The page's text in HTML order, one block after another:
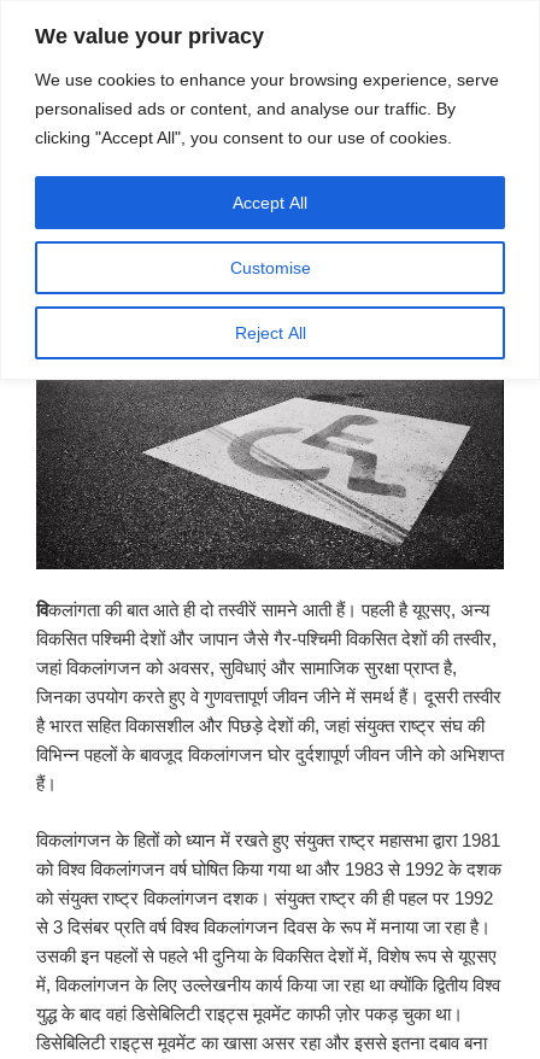
We value your privacy
We use cookies to enhance your browsing experience, serve
personalised ads or content, and analyse our traffic. By
clicking "Accept All", you consent to our use of cookies.
Customise
Reject All
Accept All
स्रोत
मेनू
प्रकाशित
विकलांग अधिकार आंदोलन: समान अवसर, पूर्ण
भागीदारी – सुबोध जोशी
विकलांगता की बात आते ही दो तस्वीरें सामने आती हैं। पहली है यूएसए, अन्य
विकसित पश्चिमी देशों और जापान जैसे गैर-पश्चिमी विकसित देशों की तस्वीर,
जहां विकलांगजन को अवसर, सुविधाएं और सामाजिक सुरक्षा प्राप्त है,
जिनका उपयोग करते हुए वे गुणवत्तापूर्ण जीवन जीने में समर्थ हैं। दूसरी तस्वीर
है भारत सहित विकासशील और पिछड़े देशों की, जहां संयुक्त राष्ट्र संघ की
विभिन्न पहलों के बावजूद विकलांगजन घोर दुर्दशापूर्ण जीवन जीने को अभिशप्त
हैं।
विकलांगजन के हितों को ध्यान में रखते हुए संयुक्त राष्ट्र महासभा द्वारा 1981
को विश्व विकलांगजन वर्ष घोषित किया गया था और 1983 से 1992 के दशक
को संयुक्त राष्ट्र विकलांगजन दशक। संयुक्त राष्ट्र की ही पहल पर 1992
से 3 दिसंबर प्रति वर्ष विश्व विकलांगजन दिवस के रूप में मनाया जा रहा है।
उसकी इन पहलों से पहले भी दुनिया के विकसित देशों में, विशेष रूप से यूएसए
में, विकलांगजन के लिए उल्लेखनीय कार्य किया जा रहा था क्योंकि द्वितीय विश्व
युद्ध के बाद वहां डिसेबिलिटी राइट्स मूवमेंट काफी ज़ोर पकड़ चुका था।
डिसेबिलिटी राइट्स मूवमेंट का खासा असर रहा और इससे इतना दबाव बना